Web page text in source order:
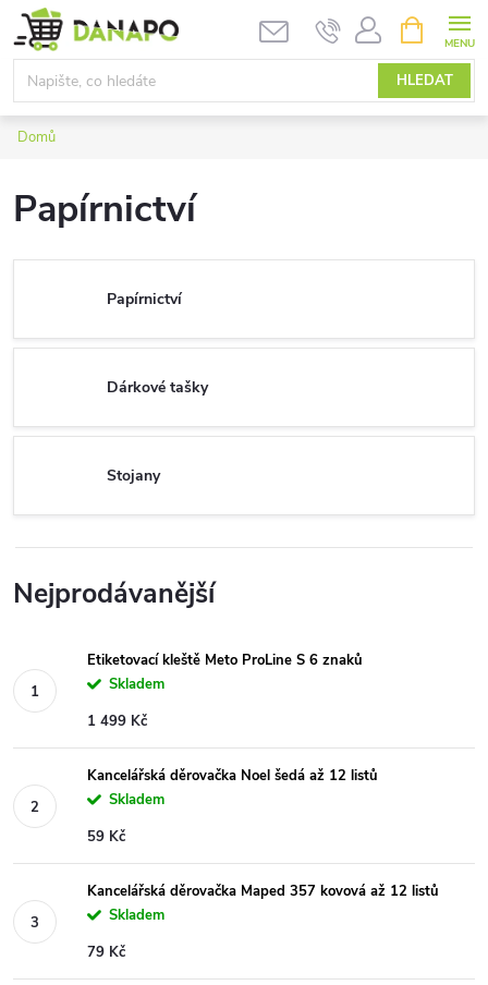
Přejít
na
obsah
HLEDAT
NÁKUPNÍ
KOŠÍK
Domů
Papírnictví
Papírnictví
Dárkové tašky
Stojany
Nejprodávanější
Etiketovací kleště Meto ProLine S 6 znaků
Skladem
1 499 Kč
Kancelářská děrovačka Noel šedá až 12 listů
Skladem
59 Kč
Kancelářská děrovačka Maped 357 kovová až 12 listů
Skladem
79 Kč